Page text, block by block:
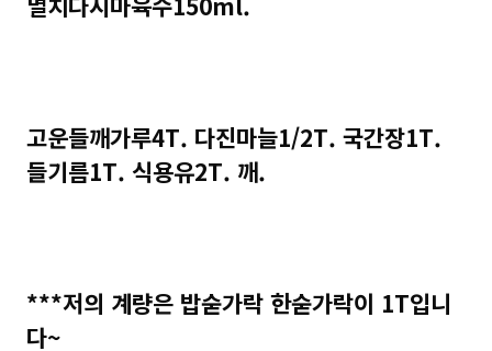
고운들깨가루4T. 다진마늘1/2T. 국간장1T.
들기름1T. 식용유2T. 깨.
***저의 계량은 밥숟가락 한숟가락이 1T입니
다~